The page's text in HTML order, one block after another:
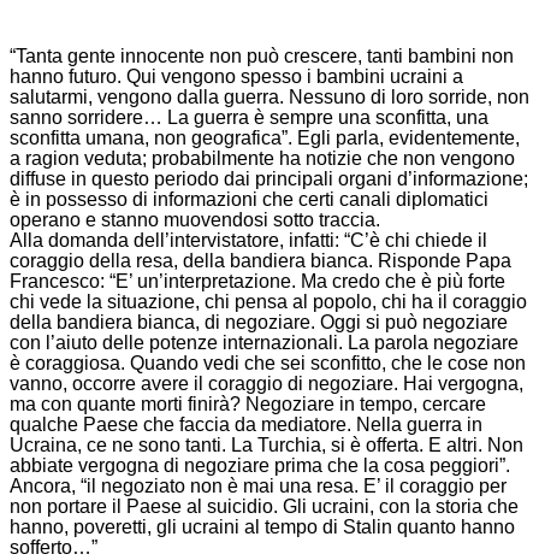
“Tanta gente innocente non può crescere, tanti bambini non
hanno futuro. Qui vengono spesso i bambini ucraini a
salutarmi, vengono dalla guerra. Nessuno di loro sorride, non
sanno sorridere… La guerra è sempre una sconfitta, una
sconfitta umana, non geografica”. Egli parla, evidentemente,
a ragion veduta; probabilmente ha notizie che non vengono
diffuse in questo periodo dai principali organi d’informazione;
è in possesso di informazioni che certi canali diplomatici
operano e stanno muovendosi sotto traccia.
Alla domanda dell’intervistatore, infatti: “C’è chi chiede il
coraggio della resa, della bandiera bianca. Risponde Papa
Francesco: “E’ un’interpretazione. Ma credo che è più forte
chi vede la situazione, chi pensa al popolo, chi ha il coraggio
della bandiera bianca, di negoziare. Oggi si può negoziare
con l’aiuto delle potenze internazionali. La parola negoziare
è coraggiosa. Quando vedi che sei sconfitto, che le cose non
vanno, occorre avere il coraggio di negoziare. Hai vergogna,
ma con quante morti finirà? Negoziare in tempo, cercare
qualche Paese che faccia da mediatore. Nella guerra in
Ucraina, ce ne sono tanti. La Turchia, si è offerta. E altri. Non
abbiate vergogna di negoziare prima che la cosa peggiori”.
Ancora, “il negoziato non è mai una resa. E’ il coraggio per
non portare il Paese al suicidio. Gli ucraini, con la storia che
hanno, poveretti, gli ucraini al tempo di Stalin quanto hanno
sofferto…”